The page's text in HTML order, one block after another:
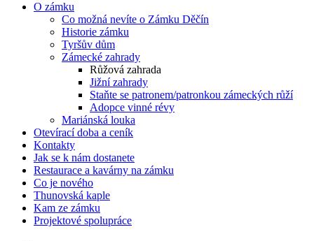
O zámku
Co možná nevíte o Zámku Děčín
Historie zámku
Tyršův dům
Zámecké zahrady
Růžová zahrada
Jižní zahrady
Staňte se patronem/patronkou zámeckých růží
Adopce vinné révy
Mariánská louka
Otevírací doba a ceník
Kontakty
Jak se k nám dostanete
Restaurace a kavárny na zámku
Co je nového
Thunovská kaple
Kam ze zámku
Projektové spolupráce